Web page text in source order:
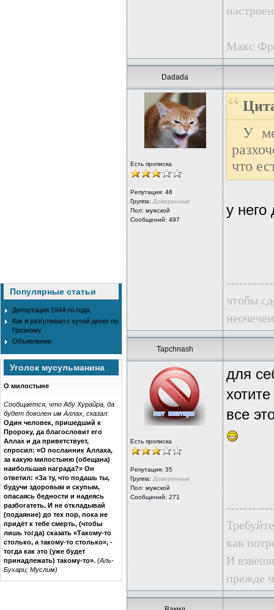
Популярные статьи
Депортация 1944-го года.
Как я разгуливал с кучой денег по
Грозному
Объявление
Уголок мусульманина
О милостыне
Сообщается, что Абу Хурайра, да
будет доволен им Аллах, сказал:
Один человек, пришедший к
Пророку, да благословит его
Аллах и да приветствует,
спросил: «О посланник Аллаха,
за какую милостыню (обещана)
наибольшая награда?» Он
ответил: «За ту, что подашь ты,
будучи здоровым и скупым,
опасаясь бедности и надеясь
разбогатеть. И не откладывай
(подаяние) до тех пор, пока не
придёт к тебе смерть, (чтобы
лишь тогда) сказать «Такому-то
столько, а такому-то столько», -
тогда как это (уже будет
принадлежать) такому-то». (Аль-
Бухари; Муслим)
Макс
Dadada
Есть прописка
Репутация: 48
Группа: Доверенные
Пол: мужской
Сообщений: 497
У
что
у него
чтобы
Tapchnash
Есть прописка
Репутация: 35
Группа: Доверенные
Пол: мужской
Сообщений: 271
для
все
как
И
прежде